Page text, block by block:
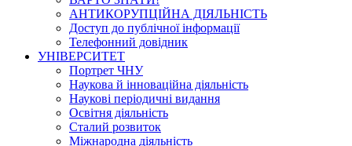
АНТИКОРУПЦІЙНА ДІЯЛЬНІСТЬ
Доступ до публічної інформації
Телефонний довідник
УНІВЕРСИТЕТ
Портрет ЧНУ
Наукова й інноваційна діяльність
Наукові періодичні видання
Освітня діяльність
Сталий розвиток
Міжнародна діяльність